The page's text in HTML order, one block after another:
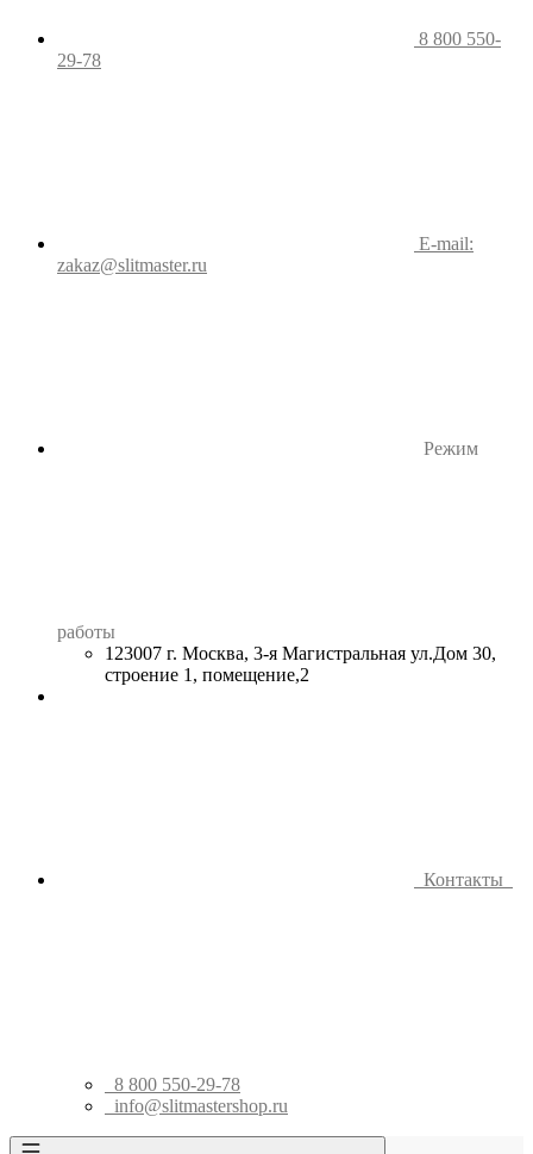
8 800 550-
29-78
E-mail:
zakaz@slitmaster.ru
Режим
работы
123007 г. Москва, 3-я Магистральная ул.Дом 30,
строение 1, помещение,2
Контакты
8 800 550-29-78
info@slitmastershop.ru